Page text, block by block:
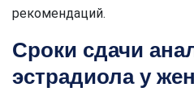
рекомендаций.
Сроки сдачи
эстрадиола у